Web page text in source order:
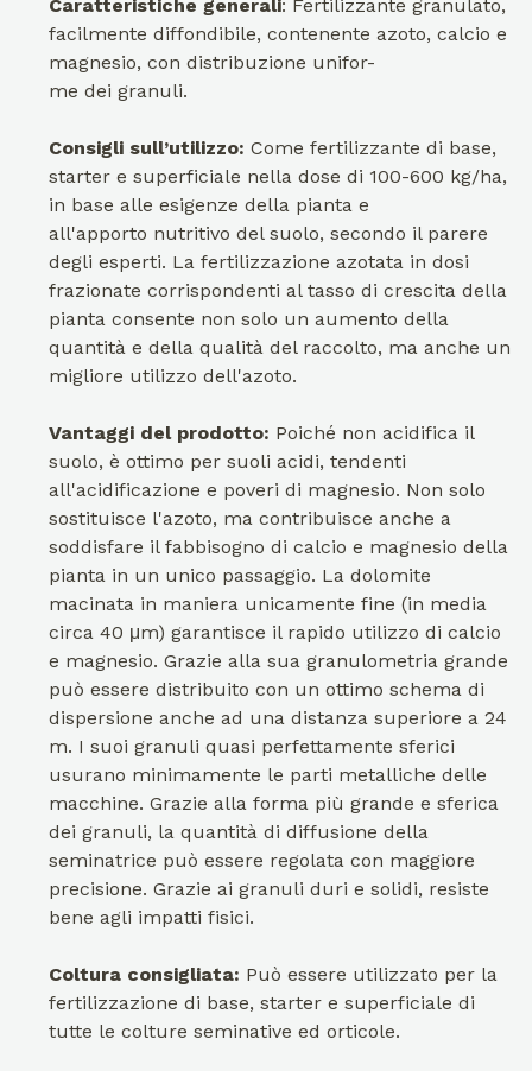
Caratteristiche generali: Fertilizzante granulato,
facilmente diffondibile, contenente azoto, calcio e
magnesio, con distribuzione unifor-
me dei granuli.
Consigli sull’utilizzo: Come fertilizzante di base,
starter e superficiale nella dose di 100-600 kg/ha,
in base alle esigenze della pianta e
all'apporto nutritivo del suolo, secondo il parere
degli esperti. La fertilizzazione azotata in dosi
frazionate corrispondenti al tasso di crescita della
pianta consente non solo un aumento della
quantità e della qualità del raccolto, ma anche un
migliore utilizzo dell'azoto.
Vantaggi del prodotto: Poiché non acidifica il
suolo, è ottimo per suoli acidi, tendenti
all'acidificazione e poveri di magnesio. Non solo
sostituisce l'azoto, ma contribuisce anche a
soddisfare il fabbisogno di calcio e magnesio della
pianta in un unico passaggio. La dolomite
macinata in maniera unicamente fine (in media
circa 40 μm) garantisce il rapido utilizzo di calcio
e magnesio. Grazie alla sua granulometria grande
può essere distribuito con un ottimo schema di
dispersione anche ad una distanza superiore a 24
m. I suoi granuli quasi perfettamente sferici
usurano minimamente le parti metalliche delle
macchine. Grazie alla forma più grande e sferica
dei granuli, la quantità di diffusione della
seminatrice può essere regolata con maggiore
precisione. Grazie ai granuli duri e solidi, resiste
bene agli impatti fisici.
Coltura consigliata: Può essere utilizzato per la
fertilizzazione di base, starter e superficiale di
tutte le colture seminative ed orticole.